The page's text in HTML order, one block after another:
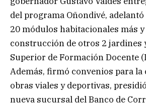
del programa Oñondivé,
20 módulos habitacionales más
construcción de otros 2 jardines
Superior de Formación Docente
Además, firmó convenios para la
obras viales y deportivas,
nueva sucursal del Banco de